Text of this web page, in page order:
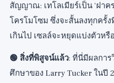
สัญญาณ: เทโลเมียร์เป็น 'ฝาค
โครโมโซม ซึ่งจะสั้นลงทุกครั้
เกินไป เซลล์จะหยุดแบ่งตัวห
🟢 สิ่งที่พิสูจน์แล้ว: ที่นี่มีผลกา
ศึกษาของ Larry Tucker ในปี